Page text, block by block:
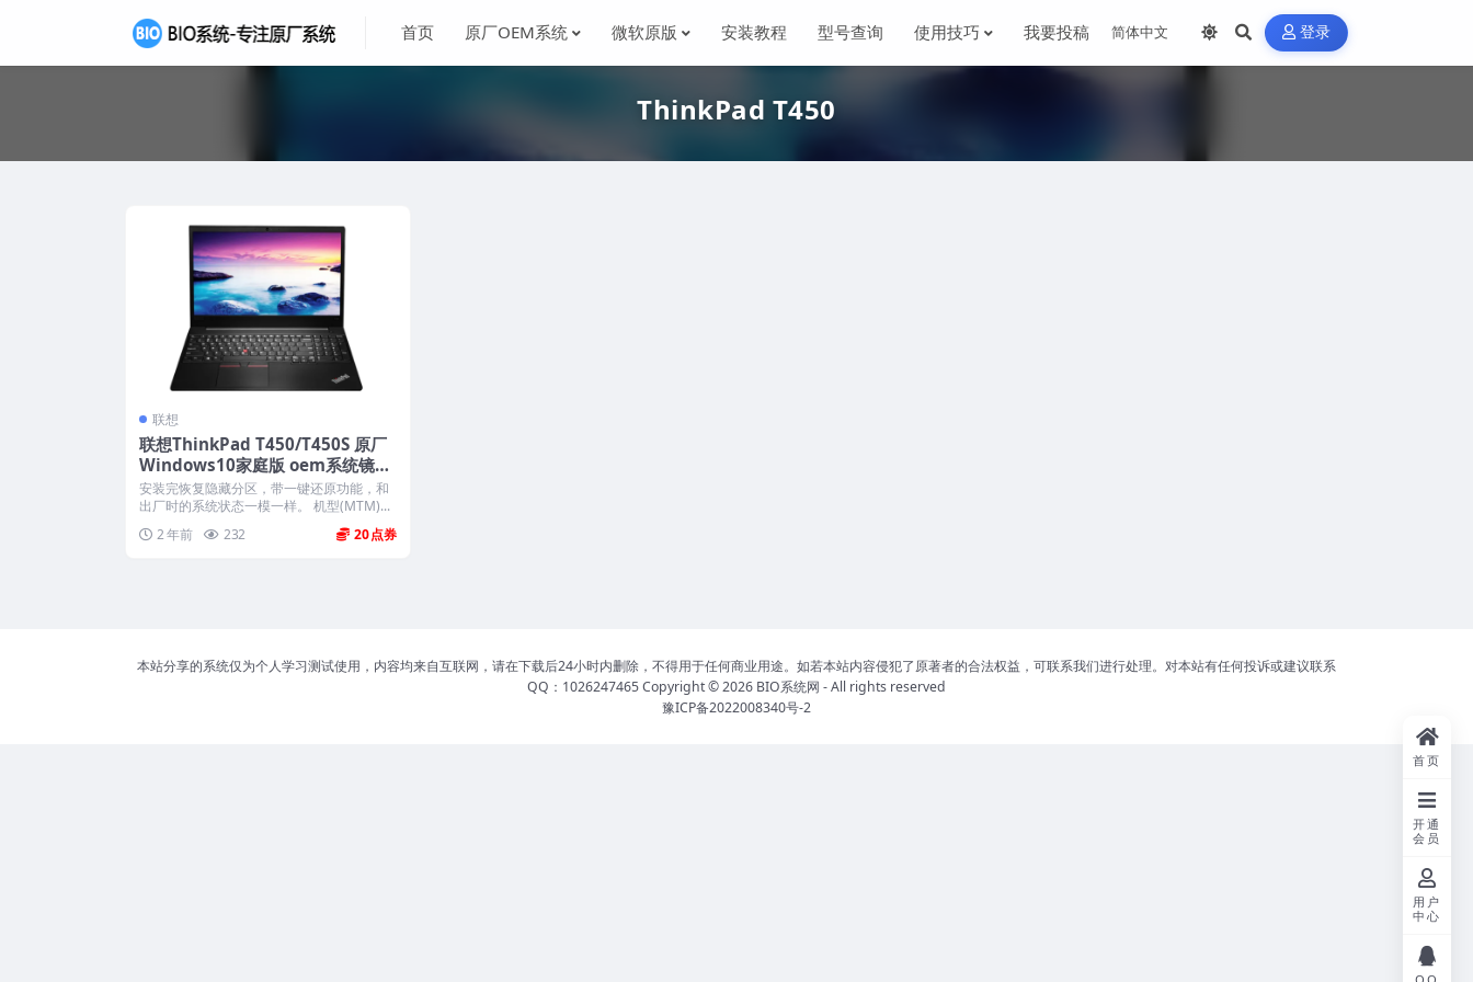
首页 原厂OEM系统 微软原版 安装教程 型号查询 使用技巧 我要投稿 登录
ThinkPad T450
联想
联想ThinkPad T450/T450S 原厂
Windows10家庭版 oem系统镜像
下载
安装完恢复隐藏分区，带一键还原功能，和
出厂时的系统状态一模一样。 机型(MTM)...
2 年前
232 20
本站分享的系统仅为个人学习测试使用，内容均来自互联网，请在下载后24小时内删除，不得用于任何商业用途。如若本站内容侵犯了原著者的合法权益，可联系我们进行处理。对本站有任何投诉或建议联系
QQ：1026247465 Copyright © 2026 BIO系统网 - All rights reserved
豫ICP备2022008340号-2
首页
开通
会员
用户
中心